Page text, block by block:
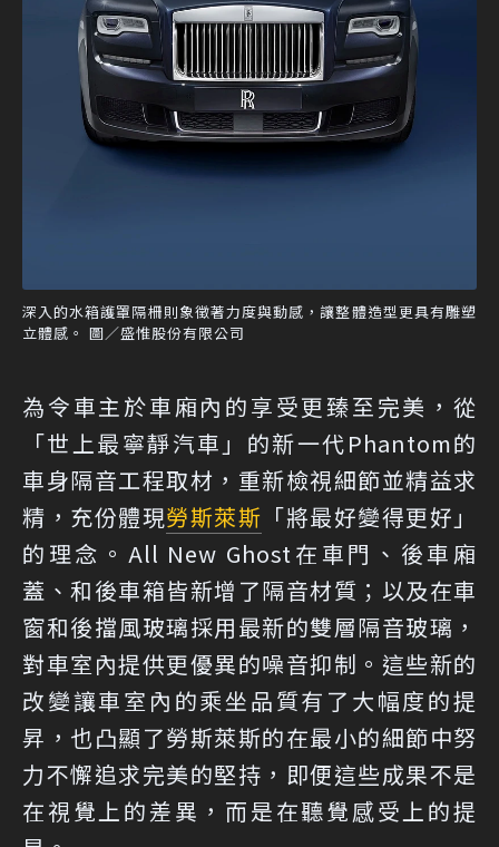
深入的水箱護罩隔柵則象徵著力度與動感，讓整體造型更具有雕塑
立體感。 圖／盛惟股份有限公司
為令車主於車廂內的享受更臻至完美，從
「世上最寧靜汽車」的新一代Phantom的
車身隔音工程取材，重新檢視細節並精益求
精，充份體現勞斯萊斯 「將最好變得更好」
的理念。All New Ghost在車門、後車廂
蓋、和後車箱皆新增了隔音材質；以及在車
窗和後擋風玻璃採用最新的雙層隔音玻璃，
對車室內提供更優異的噪音抑制。這些新的
改變讓車室內的乘坐品質有了大幅度的提
昇，也凸顯了勞斯萊斯的在最小的細節中努
力不懈追求完美的堅持，即便這些成果不是
在視覺上的差異，而是在聽覺感受上的提